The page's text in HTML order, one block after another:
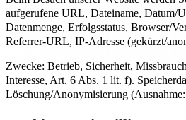
aufgerufene URL, Dateiname, Datum/
Datenmenge, Erfolgsstatus, Browser/
Referrer-URL, IP-Adresse (gekürzt/
Zwecke: Betrieb, Sicherheit,
Interesse, Art. 6 Abs. 1 lit. f).
Löschung/Anonymisierung